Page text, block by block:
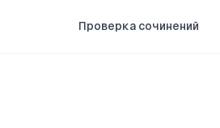
Проверка сочинений